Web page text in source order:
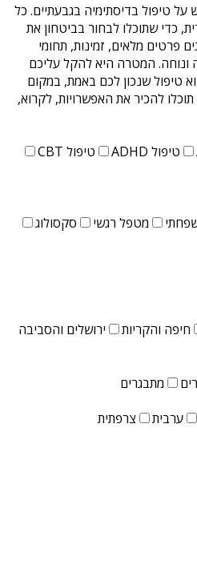
על טיפול בדיסתימיה בגבעתיים. כל
כדי שתוכלו לבחור בביטחון את
פרטים מלאים, זמינות, תחומי
ונוחה. המטרה היא להקל עליכם
טיפול שנכון לכם באמת, במקום
להכיר את האפשרויות, לקרוא,
טיפול ADHD
טיפול CBT
מטפל רגשי
סקסולוג
חיפה והקריות ירושלים והסביבה
מתבגרים
ערבית צרפתית